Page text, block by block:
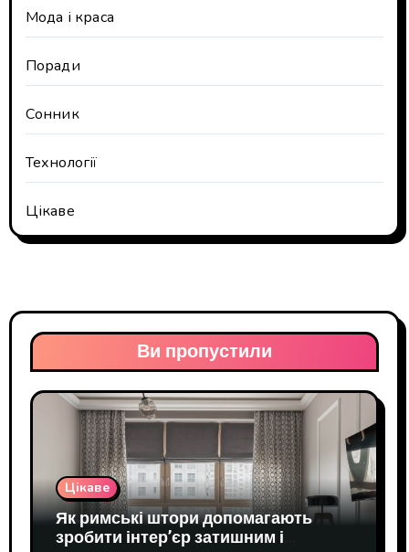
Мода і краса
Поради
Сонник
Технології
Цікаве
Ви пропустили
Цікаве
Як римські штори допомагають
зробити інтер’єр затишним і